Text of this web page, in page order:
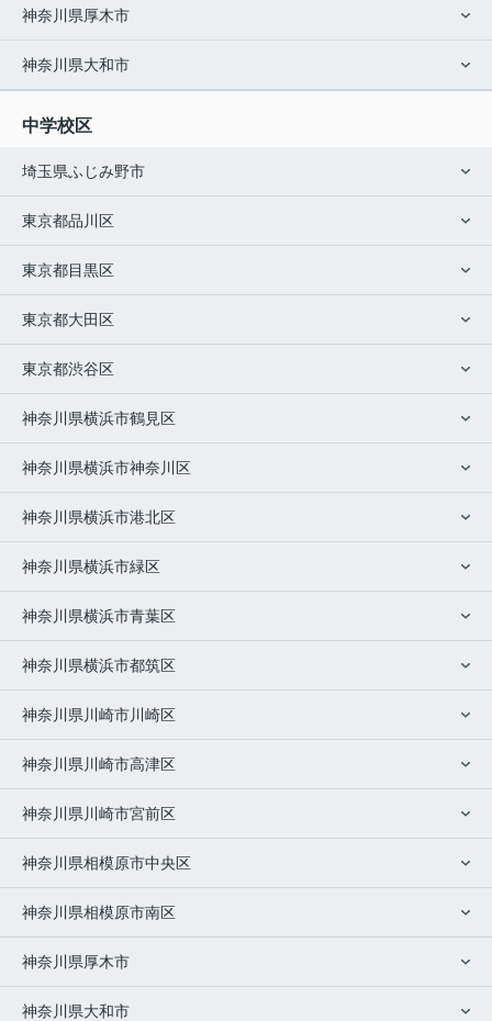
神奈川県厚木市
神奈川県大和市
中学校区
埼玉県ふじみ野市
東京都品川区
東京都目黒区
東京都大田区
東京都渋谷区
神奈川県横浜市鶴見区
神奈川県横浜市神奈川区
神奈川県横浜市港北区
神奈川県横浜市緑区
神奈川県横浜市青葉区
神奈川県横浜市都筑区
神奈川県川崎市川崎区
神奈川県川崎市高津区
神奈川県川崎市宮前区
神奈川県相模原市中央区
神奈川県相模原市南区
神奈川県厚木市
神奈川県大和市